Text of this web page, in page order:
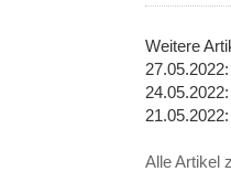
Weitere
27.05.2022:
24.05.2022:
21.05.2022:
Alle Artikel